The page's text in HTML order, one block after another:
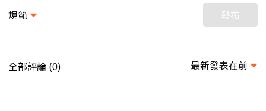
規範 發布
全部評論 (0) 最新發表在前